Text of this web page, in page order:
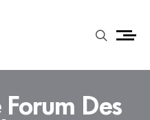
Forum Des